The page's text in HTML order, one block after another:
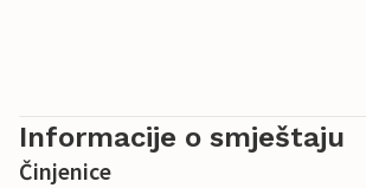
Informacije o smještaju
Činjenice